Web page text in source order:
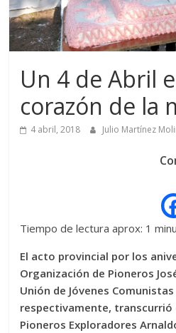
Un 4 de Abril
corazón de la
4 abril, 2018 Julio Martínez
Tiempo de lectura aprox: 1
El acto provincial por los
Organización de Pioneros
Unión de Jóvenes Comunistas
respectivamente, transcurrió
Pioneros Exploradores